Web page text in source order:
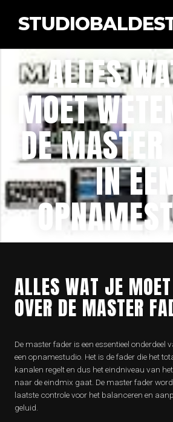
ALLES
MOET
DE
IN
ALLES WAT JE
OVER DE MASTER
De master fader is een essentieel onderdeel
een opnamestudio. Het is de fader die het
kanalen regelt en dus het eindniveau van
naar de eindmix gaat. De master fader
laatste controle voor het balanceren en
geluid.